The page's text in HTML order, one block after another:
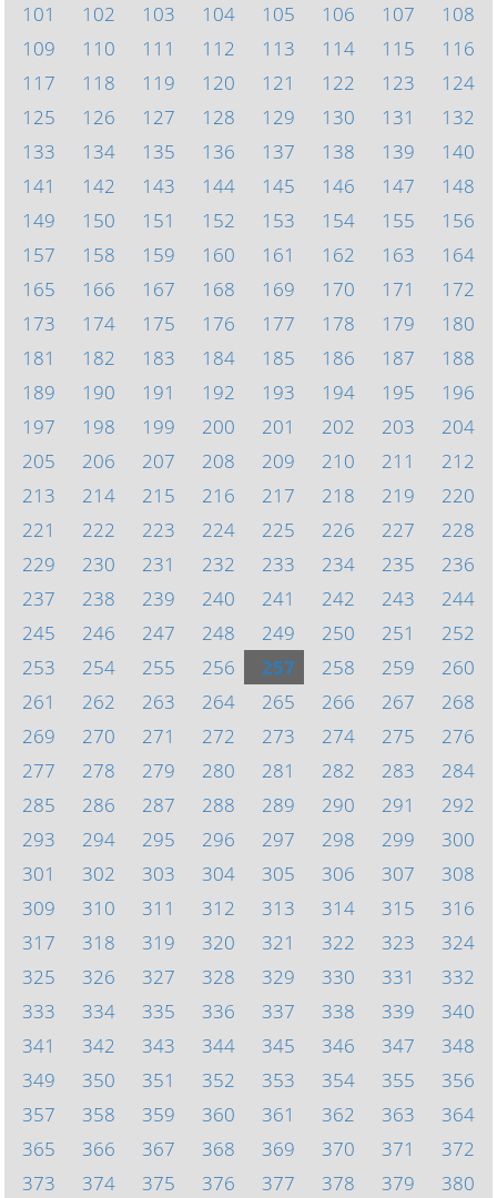
101
102 103 104 105 106 107
108
109
110 111 112 113 114 115
116
117
118 119 120 121 122 123
124
125
126 127 128 129 130 131
132
133
134 135 136 137 138 139
140
141
142 143 144 145 146 147
148
149
150 151 152 153 154 155
156
157
158 159 160 161 162 163
164
165
166 167 168 169 170 171
172
173
174 175 176 177 178 179
180
181
182 183 184 185 186 187
188
189
190 191 192 193 194 195
196
197
198 199 200 201 202 203
204
205
206 207 208 209 210 211
212
213
214 215 216 217 218 219
220
221
222 223 224 225 226 227
228
229
230 231 232 233 234 235
236
237
238 239 240 241 242 243
244
245
246 247 248 249 250 251
252
253
254 255 256 257 258 259
260
261
262 263 264 265 266 267
268
269
270 271 272 273 274 275
276
277
278 279 280 281 282 283
284
285
286 287 288 289 290 291
292
293
294 295 296 297 298 299
300
301
302 303 304 305 306 307
308
309
310 311 312 313 314 315
316
317
318 319 320 321 322 323
324
325
326 327 328 329 330 331
332
333
334 335 336 337 338 339
340
341
342 343 344 345 346 347
348
349
350 351 352 353 354 355
356
357
358 359 360 361 362 363
364
365
366 367 368 369 370 371
372
373
374 375 376 377 378 379 380